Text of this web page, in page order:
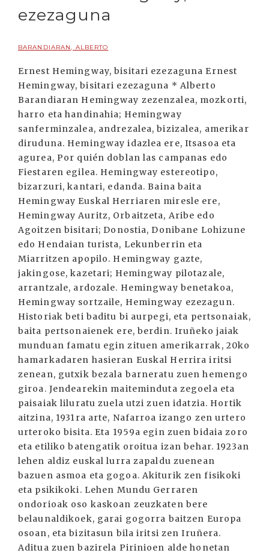
ezezaguna
BARANDIARAN, ALBERTO
Ernest Hemingway, bisitari ezezaguna Ernest
Hemingway, bisitari ezezaguna * Alberto
Barandiaran Hemingway zezenzalea, mozkorti,
harro eta handinahia; Hemingway
sanferminzalea, andrezalea, bizizalea, amerikar
diruduna. Hemingway idazlea ere, Itsasoa eta
agurea, Por quién doblan las campanas edo
Fiestaren egilea. Hemingway estereotipo,
bizarzuri, kantari, edanda. Baina baita
Hemingway Euskal Herriaren miresle ere,
Hemingway Auritz, Orbaitzeta, Aribe edo
Agoitzen bisitari; Donostia, Donibane Lohizune
edo Hendaian turista, Lekunberrin eta
Miarritzen apopilo. Hemingway gazte,
jakingose, kazetari; Hemingway pilotazale,
arrantzale, ardozale. Hemingway benetakoa,
Hemingway sortzaile, Hemingway ezezagun.
Historiak beti baditu bi aurpegi, eta pertsonaiak,
baita pertsonaienek ere, berdin. Iruñeko jaiak
munduan famatu egin zituen amerikarrak, 20ko
hamarkadaren hasieran Euskal Herrira iritsi
zenean, gutxik bezala barneratu zuen hemengo
giroa. Jendearekin maiteminduta zegoela eta
paisaiak liluratu zuela utzi zuen idatzia. Hortik
aitzina, 1931ra arte, Nafarroa izango zen urtero
urteroko bisita. Eta 1959a egin zuen bidaia zoro
eta etiliko batengatik oroitua izan behar. 1923an
lehen aldiz euskal lurra zapaldu zuenean
bazuen asmoa eta gogoa. Akiturik zen fisikoki
eta psikikoki. Lehen Mundu Gerraren
ondorioak oso kaskoan zeuzkaten bere
belaunaldikoek, garai gogorra baitzen Europa
osoan, eta bizitasun bila iritsi zen Iruñera.
Aditua zuen bazirela Pirinioen alde honetan